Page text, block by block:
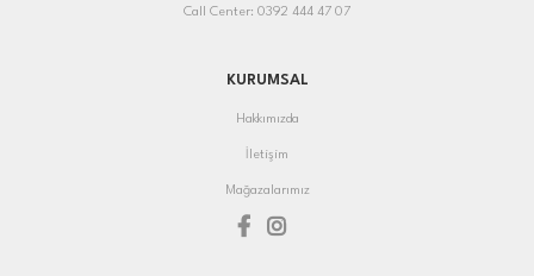
Call Center: 0392 444 47 07
KURUMSAL
Hakkımızda
İletişim
Mağazalarımız